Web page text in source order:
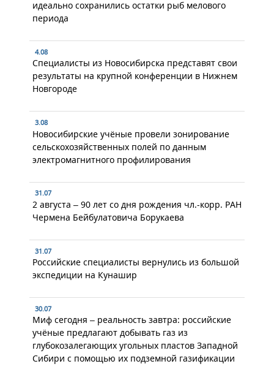
идеально сохранились остатки рыб мелового
периода
4.08
Специалисты из Новосибирска представят свои
результаты на крупной конференции в Нижнем
Новгороде
3.08
Новосибирские учёные провели зонирование
сельскохозяйственных полей по данным
электромагнитного профилирования
31.07
2 августа – 90 лет со дня рождения чл.-корр. РАН
Чермена Бейбулатовича Борукаева
31.07
Российские специалисты вернулись из большой
экспедиции на Кунашир
30.07
Миф сегодня – реальность завтра: российские
учёные предлагают добывать газ из
глубокозалегающих угольных пластов Западной
Сибири с помощью их подземной газификации